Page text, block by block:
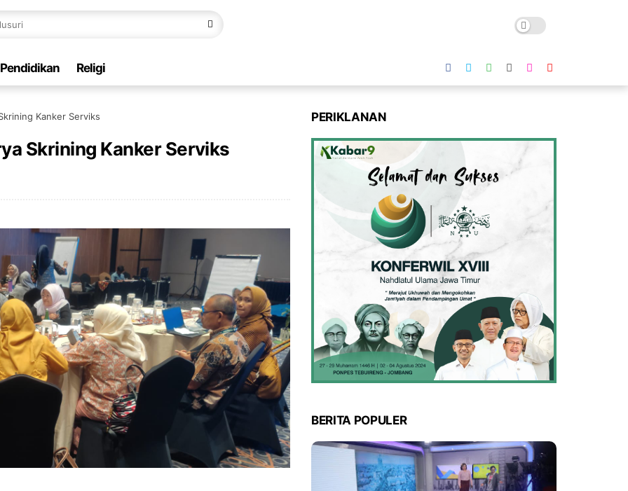
Pendidikan Religi
Kanker Serviks
Skrining Kanker Serviks
PERIKLANAN
BERITA POPULER